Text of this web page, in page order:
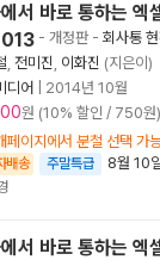
서 바로 통하는 엑
- 개정판-회사통
전미진 이화진 (지은이)
디어
2014년 10월
원 (10% 할인 / 750원)
페이지에서 분철 선택 가
배송 주말특급 8월 10
서 바로 통하는